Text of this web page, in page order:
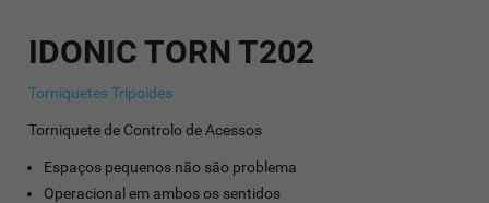
IDONIC TORN T202
Torniquetes Tripoides
Torniquete de Controlo de Acessos
Espaços pequenos não são problema
Operacional em ambos os sentidos